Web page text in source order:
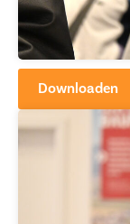
Downloaden